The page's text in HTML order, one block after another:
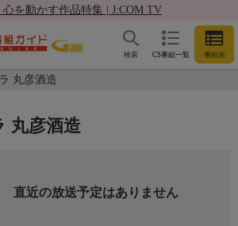
心を動かす作品特集 | J:COM TV
CS番組一覧 番組表
検索
丸彦酒造
丸彦酒造
直近の放送予定はありません